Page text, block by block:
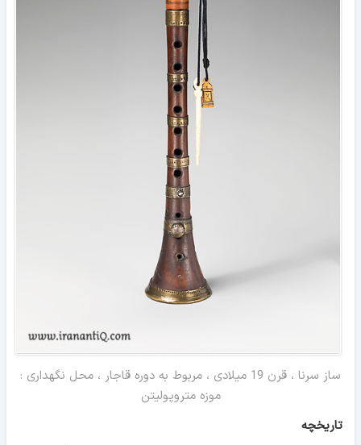
ساز سرنا ، قرن 19 میلادی ، مربوط به دوره قاجار ، محل نگهداری :
موزه متروپولیتن
تاریخچه